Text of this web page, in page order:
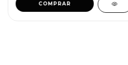
COMPRAR